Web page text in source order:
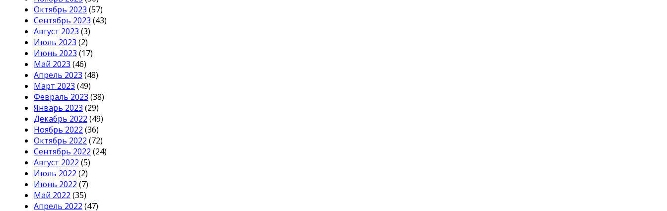
Октябрь 2023 (57)
Сентябрь 2023 (43)
Август 2023 (3)
Июль 2023 (2)
Июнь 2023 (17)
Май 2023 (46)
Апрель 2023 (48)
Март 2023 (49)
Февраль 2023 (38)
Январь 2023 (29)
Декабрь 2022 (49)
Ноябрь 2022 (36)
Октябрь 2022 (72)
Сентябрь 2022 (24)
Август 2022 (5)
Июль 2022 (2)
Июнь 2022 (7)
Май 2022 (35)
Апрель 2022 (47)